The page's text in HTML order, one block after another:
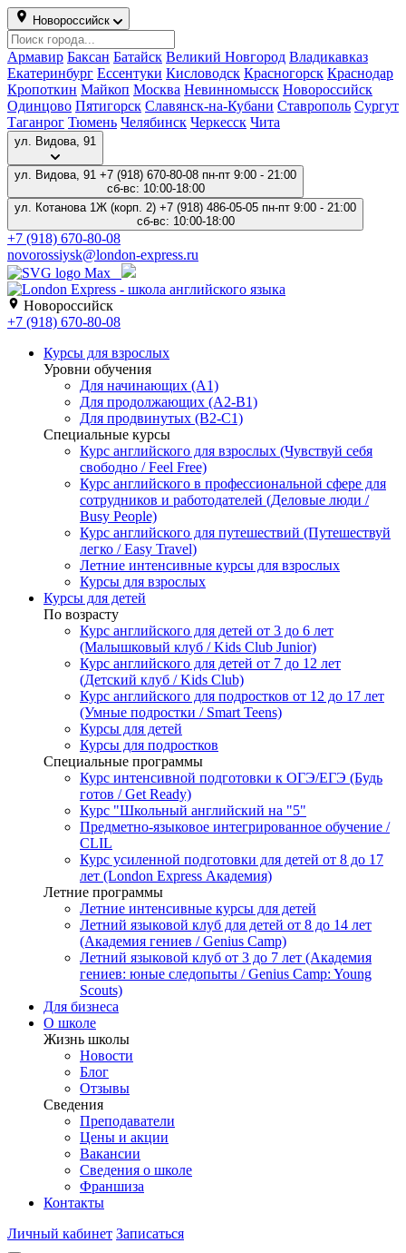
Новороссийск
Армавир Баксан Батайск Великий Новгород Владикавказ
Екатеринбург Ессентуки Кисловодск Красногорск Краснодар
Кропоткин Майкоп Москва Невинномысск Новороссийск
Одинцово Пятигорск Славянск-на-Кубани Ставрополь Сургут
Таганрог Тюмень Челябинск Черкесск Чита
ул. Котанова 1Ж (корп. 2)
ул. Видова, 91 +7 (918) 670-80-08 пн-пт 9:00 - 21:00
сб-вс: 10:00-18:00
ул. Котанова 1Ж (корп. 2) +7 (918) 486-05-05 пн-пт 9:00 - 21:00
сб-вс: 10:00-18:00
+7 (918) 486-05-05
novorossiysk.kot@london-express.ru
Новороссийск
+7 (918) 486-05-05
Курсы для взрослых
Уровни обучения
Для начинающих (A1)
Для продолжающих (A2-B1)
Для продвинутых (B2-C1)
Специальные курсы
Курс английского для взрослых (Чувствуй себя
свободно / Feel Free)
Курс английского в профессиональной сфере для
сотрудников и работодателей (Деловые люди /
Busy People)
Курс английского для путешествий (Путешествуй
легко / Easy Travel)
Летние интенсивные курсы для взрослых
Курсы для взрослых
Курсы для детей
По возрасту
Курс английского для детей от 3 до 6 лет
(Малышковый клуб / Kids Club Junior)
Курс английского для детей от 7 до 12 лет
(Детский клуб / Kids Club)
Курс английского для подростков от 12 до 17 лет
(Умные подростки / Smart Teens)
Курсы для детей
Курсы для подростков
Специальные программы
Курс интенсивной подготовки к ОГЭ/ЕГЭ (Будь
готов / Get Ready)
Курс "Школьный английский на "5"
Предметно-языковое интегрированное обучение /
CLIL
Курс усиленной подготовки для детей от 8 до 17
лет (London Express Академия)
Летние программы
Летние интенсивные курсы для детей
Летний языковой клуб для детей от 8 до 14 лет
(Академия гениев / Genius Camp)
Летний языковой клуб от 3 до 7 лет (Академия
гениев: юные следопыты / Genius Camp: Young
Scouts)
Для бизнеса
О школе
Жизнь школы
Новости
Блог
Отзывы
Сведения
Преподаватели
Цены и акции
Вакансии
Сведения о школе
Франшиза
Контакты
Личный кабинет Записаться